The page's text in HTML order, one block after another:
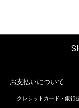
お支払いについて
クレジットカード・銀行